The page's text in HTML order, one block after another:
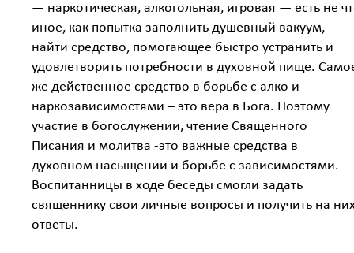
— наркотическая, алкогольная, игровая — есть не
иное, как попытка заполнить душевный вакуум,
найти средство, помогающее быстро устранить и
удовлетворить потребности в духовной пище.
же действенное средство в борьбе с алко и
наркозависимостями – это вера в Бога. Поэтому
участие в богослужении, чтение Священного
Писания и молитва -это важные средства в
духовном насыщении и борьбе с зависимостями.
Воспитанницы в ходе беседы смогли задать
священнику свои личные вопросы и получить на
ответы.